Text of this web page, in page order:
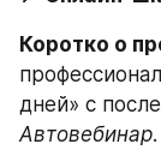
Коротко о
Автовебинар.